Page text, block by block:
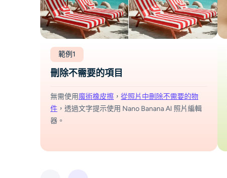
範例1
刪除不需要的項目
無需使用魔術橡皮擦 ， 從照片中刪除不需要的物
件 ，透過文字提示使用 Nano Banana AI 照片編輯
器。